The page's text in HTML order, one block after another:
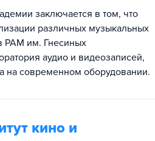
заключается в том, что
различных музыкальных
РАМ им. Гнесиных
аудио и видеозаписей,
на современном оборудовании.
кино и